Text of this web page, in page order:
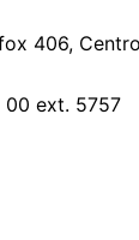
406,
00 ext. 5757